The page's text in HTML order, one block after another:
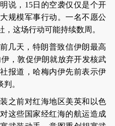
说，15日的空袭仅仅是个开
规模军事行动。一名不愿公
这场行动可能持续数周。
几天，特朗普致信伊朗最高
，敦促伊朗就放弃开发核武
报道，哈梅内伊先前表示伊
。
之前对红海地区美英和以色
这些国家经红海的航运造成